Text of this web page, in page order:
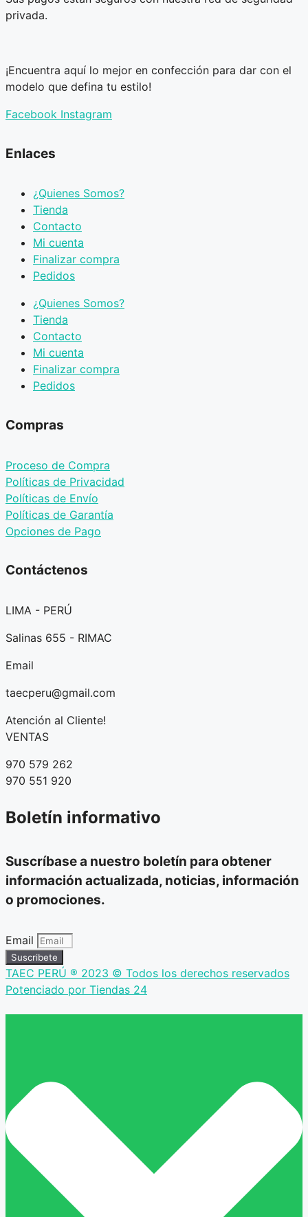
privada.
¡Encuentra aquí lo mejor en confección para dar con el
modelo que defina tu estilo!
Facebook Instagram
Enlaces
¿Quienes Somos?
Tienda
Contacto
Mi cuenta
Finalizar compra
Pedidos
¿Quienes Somos?
Tienda
Contacto
Mi cuenta
Finalizar compra
Pedidos
Compras
Proceso de Compra
Políticas de Privacidad
Políticas de Envío
Políticas de Garantía
Opciones de Pago
Contáctenos
LIMA - PERÚ
Salinas 655 - RIMAC
Email
taecperu@gmail.com
Atención al Cliente!
VENTAS
970 579 262
970 551 920
Boletín informativo
Suscríbase a nuestro boletín para obtener
información actualizada, noticias, información
o promociones.
Email
Suscribete
TAEC PERÚ ® 2023 © Todos los derechos reservados
Potenciado por Tiendas 24